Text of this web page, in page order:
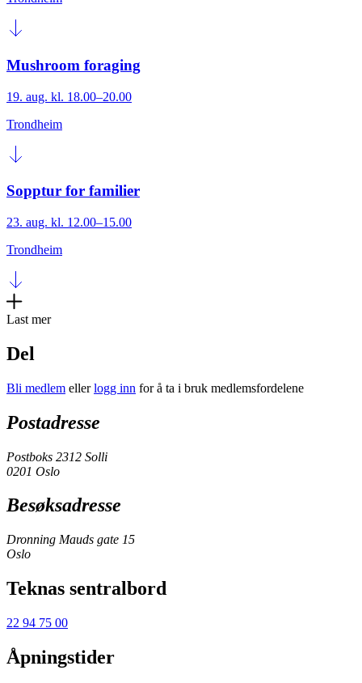
Mushroom foraging
19. aug. kl. 18.00–20.00
Trondheim
Sopptur for familier
23. aug. kl. 12.00–15.00
Trondheim
Last mer
Del
Bli medlem ellerlogg inn for å ta i bruk medlemsfordelene
Postadresse
Postboks 2312 Solli
0201 Oslo
Besøksadresse
Dronning Mauds gate 15
Oslo
Teknas sentralbord
22 94 75 00
Åpningstider